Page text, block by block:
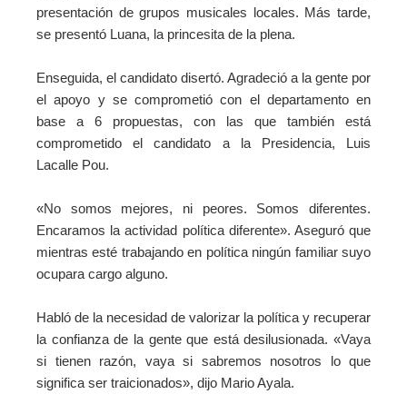
presentación de grupos musicales locales. Más tarde,
se presentó Luana, la princesita de la plena.
Enseguida, el candidato disertó. Agradeció a la gente por
el apoyo y se comprometió con el departamento en
base a 6 propuestas, con las que también está
comprometido el candidato a la Presidencia, Luis
Lacalle Pou.
«No somos mejores, ni peores. Somos diferentes.
Encaramos la actividad política diferente». Aseguró que
mientras esté trabajando en política ningún familiar suyo
ocupara cargo alguno.
Habló de la necesidad de valorizar la política y recuperar
la confianza de la gente que está desilusionada. «Vaya
si tienen razón, vaya si sabremos nosotros lo que
significa ser traicionados», dijo Mario Ayala.